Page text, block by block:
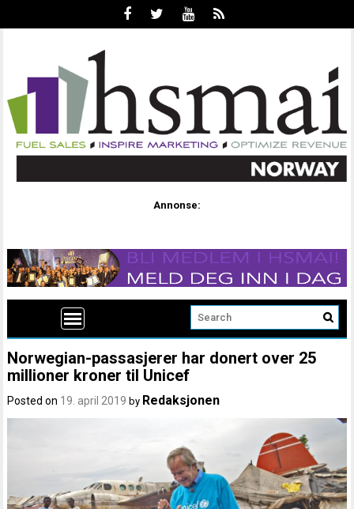
Annonse:
Norwegian-passasjerer har donert over 25
millioner kroner til Unicef
Posted on 19. april 2019 by Redaksjonen